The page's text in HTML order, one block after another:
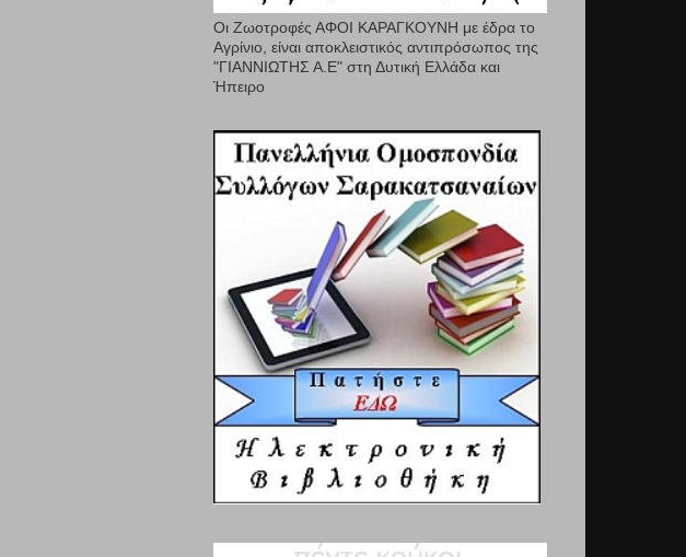
Οι Ζωοτροφές ΑΦΟΙ ΚΑΡΑΓΚΟΥΝΗ με έδρα το
Αγρίνιο, είναι αποκλειστικός αντιπρόσωπος της
"ΓΙΑΝΝΙΩΤΗΣ Α.Ε" στη Δυτική Ελλάδα και
Ήπειρο